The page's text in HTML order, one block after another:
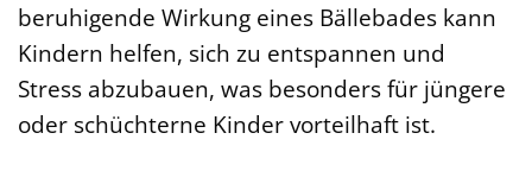
beruhigende Wirkung eines Bällebades kann
Kindern helfen, sich zu entspannen und
Stress abzubauen, was besonders für jüngere
oder schüchterne Kinder vorteilhaft ist.